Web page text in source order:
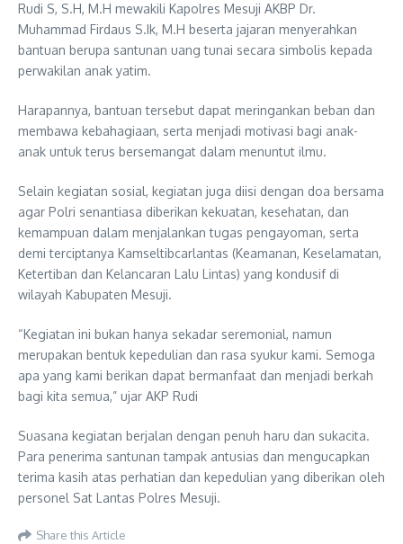
Rudi S, S.H, M.H mewakili Kapolres Mesuji AKBP Dr.
Muhammad Firdaus S.Ik, M.H beserta jajaran menyerahkan
bantuan berupa santunan uang tunai secara simbolis kepada
perwakilan anak yatim.
Harapannya, bantuan tersebut dapat meringankan beban dan
membawa kebahagiaan, serta menjadi motivasi bagi anak-
anak untuk terus bersemangat dalam menuntut ilmu.
Selain kegiatan sosial, kegiatan juga diisi dengan doa bersama
agar Polri senantiasa diberikan kekuatan, kesehatan, dan
kemampuan dalam menjalankan tugas pengayoman, serta
demi terciptanya Kamseltibcarlantas (Keamanan, Keselamatan,
Ketertiban dan Kelancaran Lalu Lintas) yang kondusif di
wilayah Kabupaten Mesuji.
“Kegiatan ini bukan hanya sekadar seremonial, namun
merupakan bentuk kepedulian dan rasa syukur kami. Semoga
apa yang kami berikan dapat bermanfaat dan menjadi berkah
bagi kita semua,” ujar AKP Rudi
Suasana kegiatan berjalan dengan penuh haru dan sukacita.
Para penerima santunan tampak antusias dan mengucapkan
terima kasih atas perhatian dan kepedulian yang diberikan oleh
personel Sat Lantas Polres Mesuji.
Share this Article